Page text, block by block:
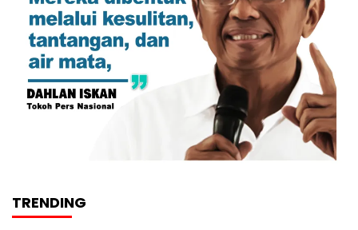
TRENDING